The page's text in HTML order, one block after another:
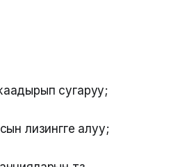
сугаруу;
лизингге алуу;